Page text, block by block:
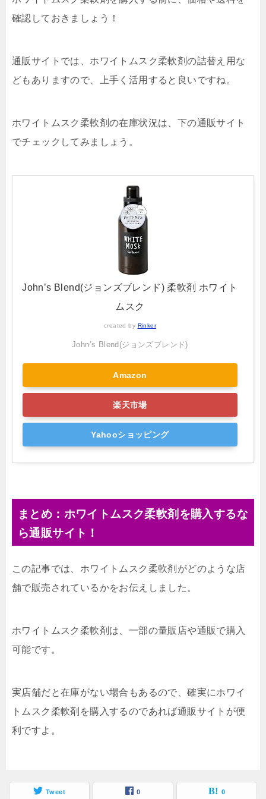
確認しておきましょう！
通販サイトでは、ホワイトムスク柔軟剤の詰替え用な
どもありますので、上手く活用すると良いですね。
ホワイトムスク柔軟剤の在庫状況は、下の通販サイト
でチェックしてみましょう。
John’s Blend(ジョンズブレンド) 柔軟剤 ホワイト
ムスク
created by Rinker
John’s Blend(ジョンズブレンド)
Amazon
楽天市場
Yahooショッピング
まとめ：ホワイトムスク柔軟剤を購入するな
ら通販サイト！
この記事では、ホワイトムスク柔軟剤がどのような店
舗で販売されているかをお伝えしました。
ホワイトムスク柔軟剤は、一部の量販店や通販で購入
可能です。
実店舗だと在庫がない場合もあるので、確実にホワイ
トムスク柔軟剤を購入するのであれば通販サイトが便
利ですよ。
Tweet 0 0